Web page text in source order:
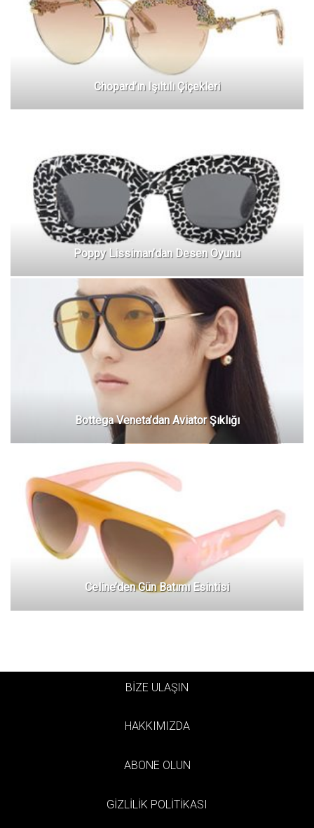
Chopard’ın Işıltılı Çiçekleri
Poppy Lissiman’dan Desen Oyunu
Bottega Veneta’dan Aviator Şıklığı
Celine’den Gün Batımı Esintisi
BİZE ULAŞIN
HAKKIMIZDA
ABONE OLUN
GİZLİLİK POLİTİKASI